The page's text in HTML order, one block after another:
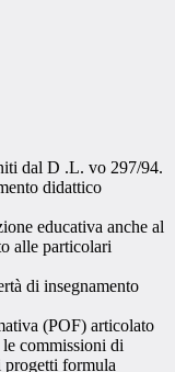
dal D .L. vo 297/94.
didattico
educativa anche al
alle particolari
di insegnamento
(POF) articolato
commissioni di
progetti formula